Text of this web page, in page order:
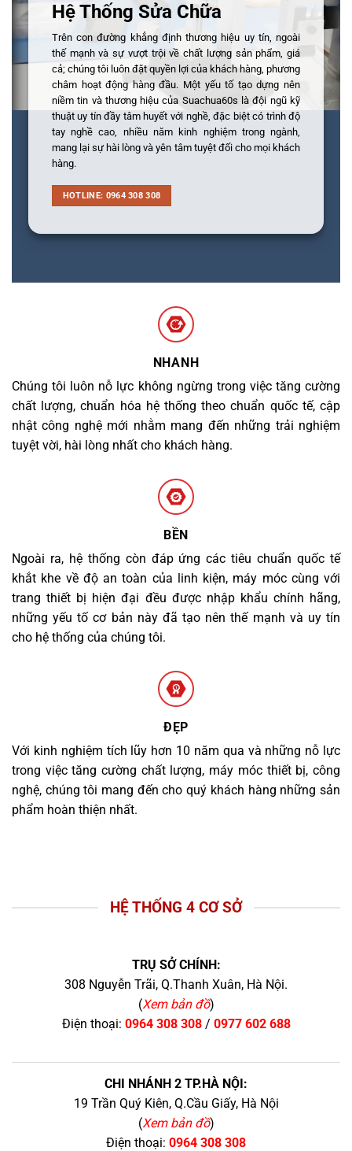
Hệ Thống Sửa Chữa
Trên con đường khẳng định thương hiệu uy tín, ngoài
thế mạnh và sự vượt trội về chất lượng sản phẩm, giá
cả; chúng tôi luôn đặt quyền lợi của khách hàng, phương
châm hoạt động hàng đầu. Một yếu tố tạo dựng nên
niềm tin và thương hiệu của Suachua60s là đội ngũ kỹ
thuật uy tín đầy tâm huyết với nghề, đặc biệt có trình độ
tay nghề cao, nhiều năm kinh nghiệm trong ngành,
mang lại sự hài lòng và yên tâm tuyệt đối cho mọi khách
hàng.
HOTLINE: 0964 308 308
NHANH
Chúng tôi luôn nỗ lực không ngừng trong việc tăng cường
chất lượng, chuẩn hóa hệ thống theo chuẩn quốc tế, cập
nhật công nghệ mới nhằm mang đến những trải nghiệm
tuyệt vời, hài lòng nhất cho khách hàng.
BỀN
Ngoài ra, hệ thống còn đáp ứng các tiêu chuẩn quốc tế
khắt khe về độ an toàn của linh kiện, máy móc cùng với
trang thiết bị hiện đại đều được nhập khẩu chính hãng,
những yếu tố cơ bản này đã tạo nên thế mạnh và uy tín
cho hệ thống của chúng tôi.
ĐẸP
Với kinh nghiệm tích lũy hơn 10 năm qua và những nỗ lực
trong việc tăng cường chất lượng, máy móc thiết bị, công
nghệ, chúng tôi mang đến cho quý khách hàng những sản
phẩm hoàn thiện nhất.
HỆ THỐNG 4 CƠ SỞ
TRỤ SỞ CHÍNH:
308 Nguyễn Trãi, Q.Thanh Xuân, Hà Nội.
(Xem bản đồ)
Điện thoại: 0964 308 308/ 0977 602 688
CHI NHÁNH 2 TP.HÀ NỘI:
19 Trần Quý Kiên, Q.Cầu Giấy, Hà Nội
(Xem bản đồ)
Điện thoại: 0964 308 308